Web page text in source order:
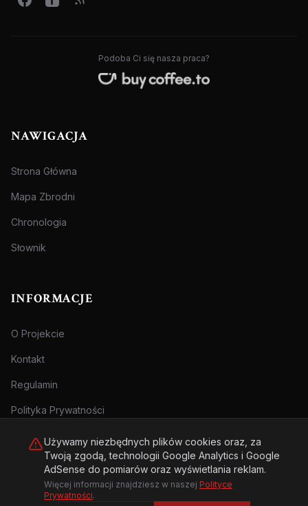
Podoba Ci się nasza praca?
NAWIGACJA
Strona Główna
Mapa Zbrodni
Chronologia
Słownik
INFORMACJE
O Projekcie
Kontakt
Regulamin
Polityka Prywatności
© 2026 Archiwum Zbrodni - zly.com.pl. Wszelkie prawa zastrzeżone.
Treści przeznaczone dla osób pełnoletnich.
Używamy niezbędnych plików cookies oraz, za
Twoją zgodą, technologii Google Analytics i Google
AdSense do pomiarów oraz wyświetlania reklam.
Więcej informacji znajdziesz w naszej Polityce
Prywatności.